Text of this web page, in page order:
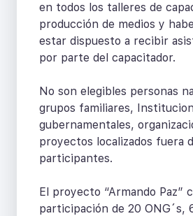
en todos los talleres de
producción de medios y
estar dispuesto a recibir
por parte del capacitador.
No son elegibles personas
grupos familiares,
gubernamentales,
proyectos localizados fuera
participantes.
El proyecto “Armando Paz”
participación de 20 ONG´s,